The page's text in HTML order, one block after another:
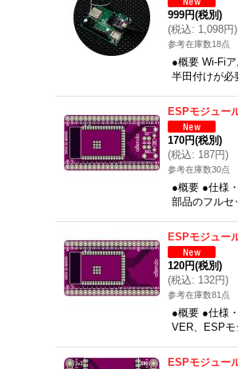
999円(税別)
(税込: 1,098円)
参考在庫数18点
●概要 Wi-Fi
半田付けが
ESPモジュー
170円(税別)
(税込: 187円)
参考在庫数30点
●概要 ●仕様
部品のフル
ESPモジュー
120円(税別)
(税込: 132円)
参考在庫数81点
●概要 ●仕様
VER、ESP
ESPモジュー